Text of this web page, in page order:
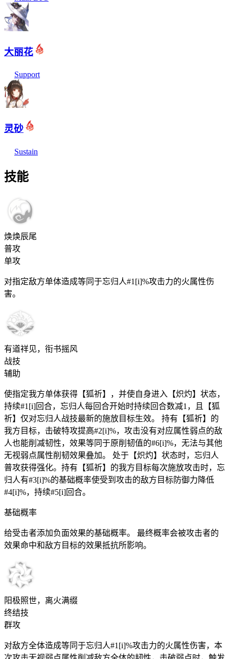
大丽花
Support
灵砂
Sustain
技能
焕焕辰尾
普攻
单攻
对指定敌方单体造成等同于忘归人#1[i]%攻击力的火属性伤
害。
有道祥见，衔书摇风
战技
辅助
使指定我方单体获得【狐祈】，并使自身进入【炽灼】状态，
持续#1[i]回合，忘归人每回合开始时持续回合数减1，且【狐
祈】仅对忘归人战技最新的施放目标生效。 持有【狐祈】的
我方目标，击破特攻提高#2[i]%，攻击没有对应属性弱点的敌
人也能削减韧性，效果等同于原削韧值的#6[i]%，无法与其他
无视弱点属性削韧效果叠加。 处于【炽灼】状态时，忘归人
普攻获得强化。持有【狐祈】的我方目标每次施放攻击时，忘
归人有#3[i]%的基础概率使受到攻击的敌方目标防御力降低
#4[i]%，持续#5[i]回合。
基础概率
给受击者添加负面效果的基础概率。 最终概率会被攻击者的
效果命中和敌方目标的效果抵抗所影响。
阳极照世，离火满缀
终结技
群攻
对敌方全体造成等同于忘归人#1[i]%攻击力的火属性伤害，本